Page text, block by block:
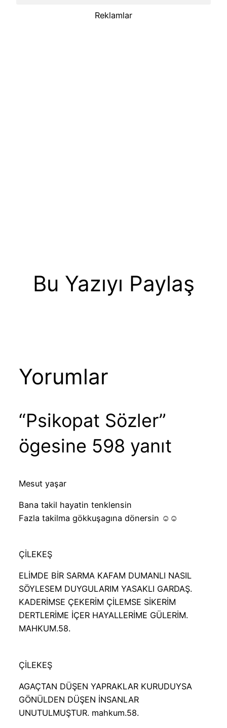
Reklamlar
Bu Yazıyı Paylaş
Yorumlar
“Psikopat Sözler”
ögesine 598 yanıt
Mesut yaşar
Bana takil hayatin tenklensin
Fazla takilma gökkuşagına dönersin ☺☺
ÇİLEKEŞ
ELİMDE BİR SARMA KAFAM DUMANLI NASIL
SÖYLESEM DUYGULARIM YASAKLI GARDAŞ.
KADERİMSE ÇEKERİM ÇİLEMSE SİKERİM
DERTLERİME İÇER HAYALLERİME GÜLERİM.
MAHKUM.58.
ÇİLEKEŞ
AGAÇTAN DÜŞEN YAPRAKLAR KURUDUYSA
GÖNÜLDEN DÜŞEN İNSANLAR
UNUTULMUŞTUR. mahkum.58.